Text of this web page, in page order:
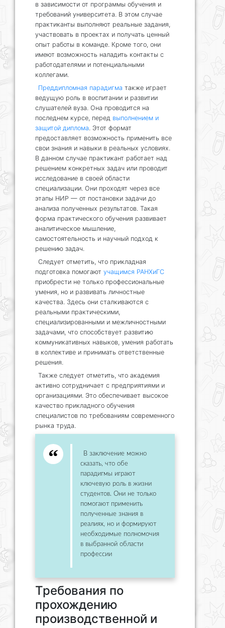
в зависимости от программы обучения и
требований университета. В этом случае
практиканты выполняют реальные задания,
участвовать в проектах и получать ценный
опыт работы в команде. Кроме того, они
имеют возможность наладить контакты с
работодателями и потенциальными
коллегами.
Преддипломная парадигма также играет
ведущую роль в воспитании и развитии
слушателей вуза. Она проводится на
последнем курсе, перед выполнением и
защитой диплома. Этот формат
предоставляет возможность применить все
свои знания и навыки в реальных условиях.
В данном случае практикант работает над
решением конкретных задач или проводит
исследование в своей области
специализации. Они проходят через все
этапы НИР — от постановки задачи до
анализа полученных результатов. Такая
форма практического обучения развивает
аналитическое мышление,
самостоятельность и научный подход к
решению задач.
Следует отметить, что прикладная
подготовка помогают учащимся РАНХиГС
приобрести не только профессиональные
умения, но и развивать личностные
качества. Здесь они сталкиваются с
реальными практическими,
специализированными и межличностными
задачами, что способствует развитию
коммуникативных навыков, умения работать
в коллективе и принимать ответственные
решения.
Также следует отметить, что академия
активно сотрудничает с предприятиями и
организациями. Это обеспечивает высокое
качество прикладного обучения
специалистов по требованиям современного
рынка труда.
В заключение можно
сказать, что обе
парадигмы играют
ключевую роль в жизни
студентов. Они не только
помогают применить
полученные знания в
реалиях, но и формируют
необходимые полномочия
в выбранной области
профессии
Требования по
прохождению
производственной и